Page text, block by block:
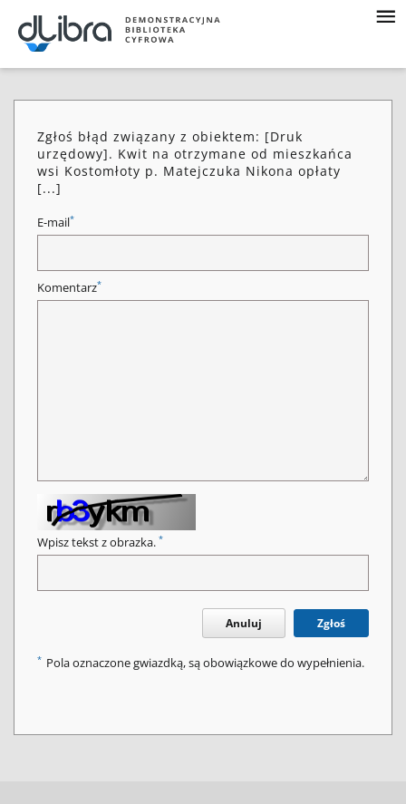
Zgłoś błąd związany z obiektem: [Druk
urzędowy]. Kwit na otrzymane od mieszkańca
wsi Kostomłoty p. Matejczuka Nikona opłaty
[...]
E-mail*
Komentarz*
Wpisz tekst z obrazka. *
Anuluj Zgłoś
* Pola oznaczone gwiazdką, są obowiązkowe do wypełnienia.